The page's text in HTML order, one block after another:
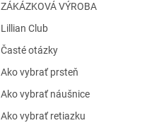
ZÁKÁZKOVÁ VÝROBA
Lillian Club
Časté otázky
Ako vybrať prsteň
Ako vybrať náušnice
Ako vybrať retiazku